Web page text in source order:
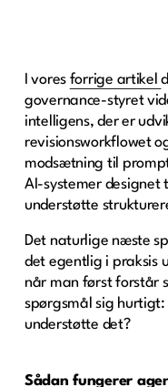
I vores forrige artikel
governance-styret
intelligens, der er
revisionsworkflowet
modsætning til
AI-systemer
understøtte
Det naturlige næste
det egentlig i praksis
når man først forstår
spørgsmål sig
understøtte det?
Sådan fungerer